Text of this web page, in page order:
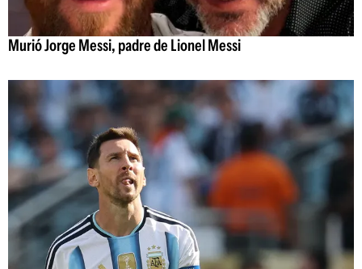
Murió Jorge Messi, padre de Lionel Messi